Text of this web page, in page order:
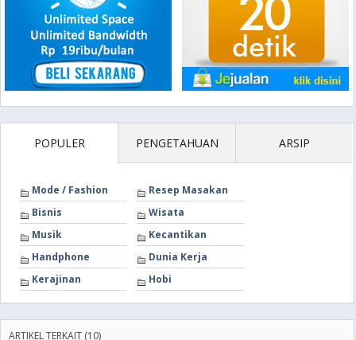
POPULER PENGETAHUAN ARSIP
Mode / Fashion
Resep Masakan
Bisnis
Wisata
Musik
Kecantikan
Handphone
Dunia Kerja
Kerajinan
Hobi
ARTIKEL TERKAIT (10)